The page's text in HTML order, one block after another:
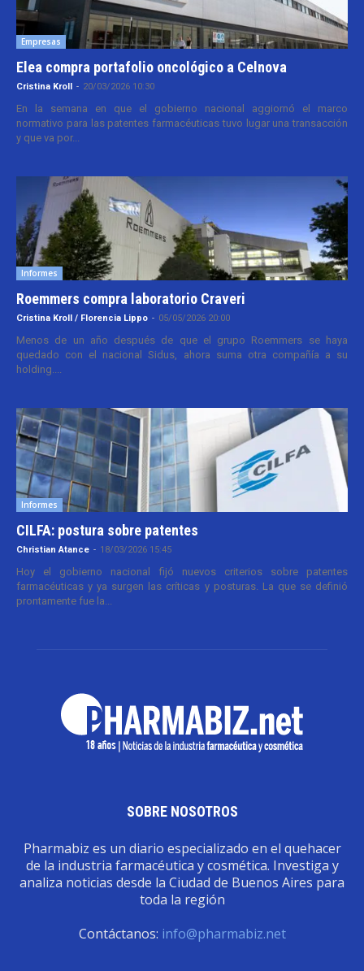
Empresas
Elea compra portafolio oncológico a Celnova
Cristina Kroll - 20/03/2026 10:30
En la semana en que el gobierno nacional aggiornó el marco
normativo para las patentes farmacéuticas tuvo lugar una transacción
y que va por...
Informes
Roemmers compra laboratorio Craveri
Cristina Kroll / Florencia Lippo - 05/05/2026 20:00
Menos de un año después de que el grupo Roemmers se haya
quedado con el nacional Sidus, ahora suma otra compañía a su
holding....
Informes
CILFA: postura sobre patentes
Christian Atance - 18/03/2026 15:45
Hoy el gobierno nacional fijó nuevos criterios sobre patentes
farmacéuticas y ya surgen las críticas y posturas. La que se definió
prontamente fue la...
SOBRE NOSOTROS
Pharmabiz es un diario especializado en el quehacer
de la industria farmacéutica y cosmética. Investiga y
analiza noticias desde la Ciudad de Buenos Aires para
toda la región
Contáctanos: info@pharmabiz.net